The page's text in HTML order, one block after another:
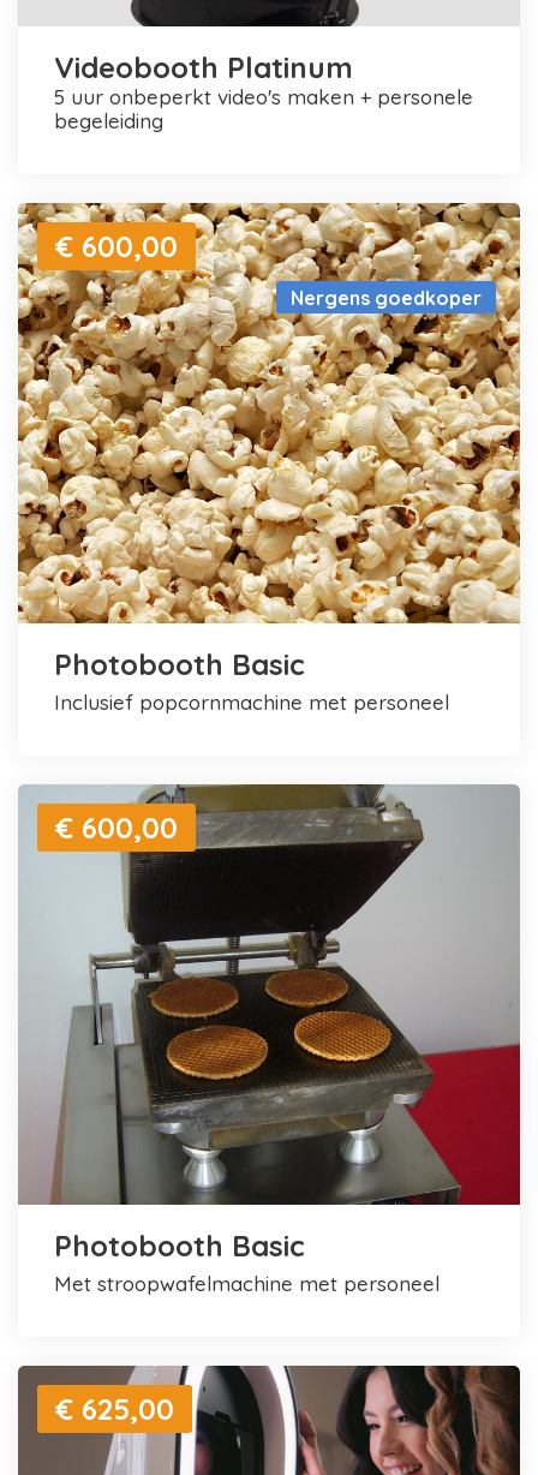
Videobooth Platinum
5 uur onbeperkt video's maken + personele
begeleiding
Nergens goedkoper
€ 600,00
Photobooth Basic
inclusief popcornmachine met personeel
€ 600,00
Photobooth Basic
met stroopwafelmachine met personeel
€ 625,00